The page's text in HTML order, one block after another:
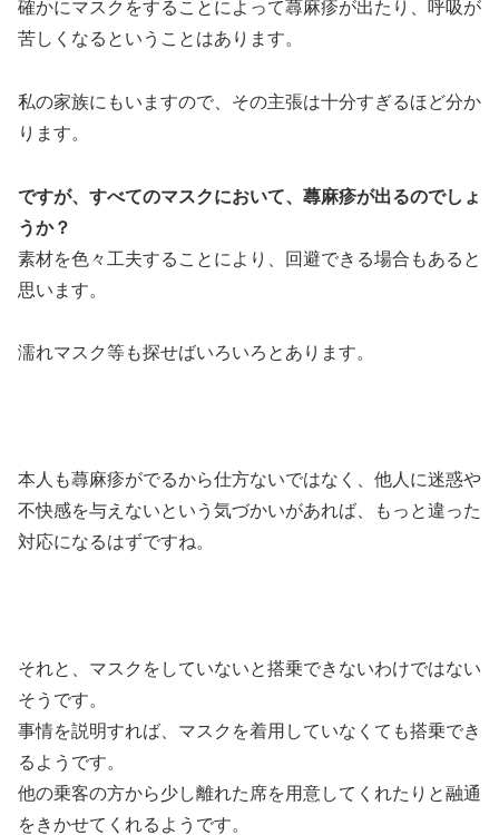
確かにマスクをすることによって蕁麻疹が出たり、呼吸が
苦しくなるということはあります。
私の家族にもいますので、その主張は十分すぎるほど分か
ります。
ですが、すべてのマスクにおいて、蕁麻疹が出るのでしょ
うか？
素材を色々工夫することにより、回避できる場合もあると
思います。
濡れマスク等も探せばいろいろとあります。
本人も蕁麻疹がでるから仕方ないではなく、他人に迷惑や
不快感を与えないという気づかいがあれば、もっと違った
対応になるはずですね。
それと、マスクをしていないと搭乗できないわけではない
そうです。
事情を説明すれば、マスクを着用していなくても搭乗でき
るようです。
他の乗客の方から少し離れた席を用意してくれたりと融通
をきかせてくれるようです。